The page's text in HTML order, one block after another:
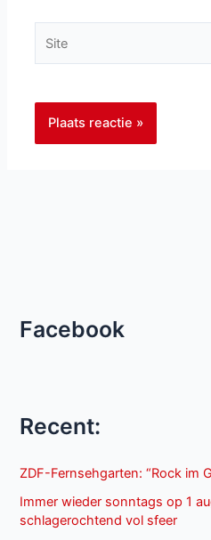
Facebook
Recent:
ZDF-Fernsehgarten: “Rock im
Immer wieder sonntags op 1
schlagerochtend vol sfeer